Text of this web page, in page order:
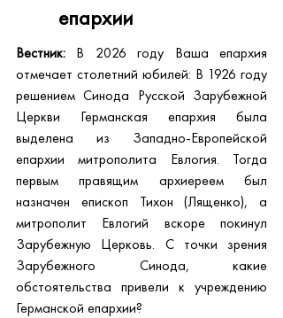
епархии
Вестник: В 2026 году Ваша епархия
отмечает столетний юбилей: В 1926 году
решением Синода Русской Зарубежной
Церкви Германская епархия была
выделена из Западно-Европейской
епархии митрополита Евлогия. Тогда
первым правящим архиереем был
назначен епископ Тихон (Лященко), а
митрополит Евлогий вскоре покинул
Зарубежную Церковь. С точки зрения
Зарубежного Синода, какие
обстоятельства привели к учреждению
Германской епархии?